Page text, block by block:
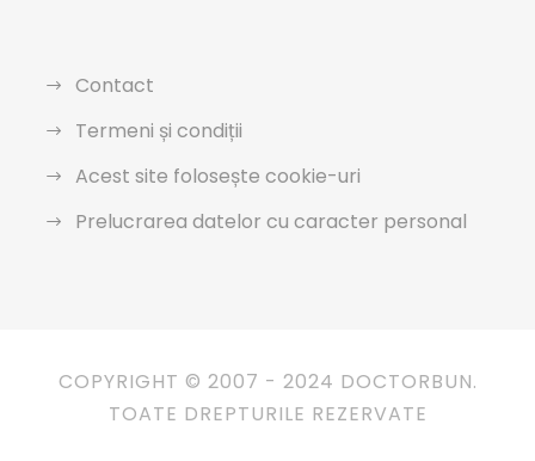
Contact
Termeni și condiții
Acest site folosește cookie-uri
Prelucrarea datelor cu caracter personal
COPYRIGHT © 2007 - 2024 DOCTORBUN.
TOATE DREPTURILE REZERVATE